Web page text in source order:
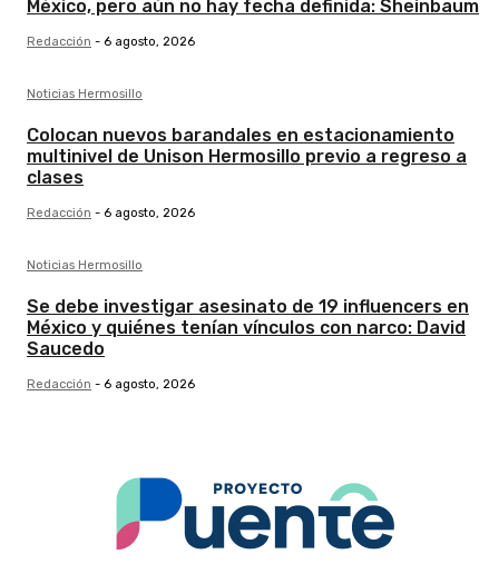
México, pero aún no hay fecha definida: Sheinbaum
Redacción - 6 agosto, 2026
Noticias Hermosillo
Colocan nuevos barandales en estacionamiento
multinivel de Unison Hermosillo previo a regreso a
clases
Redacción - 6 agosto, 2026
Noticias Hermosillo
Se debe investigar asesinato de 19 influencers en
México y quiénes tenían vínculos con narco: David
Saucedo
Redacción - 6 agosto, 2026